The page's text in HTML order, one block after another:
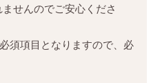
せんのでご安心くださ
須項目となりますので、必